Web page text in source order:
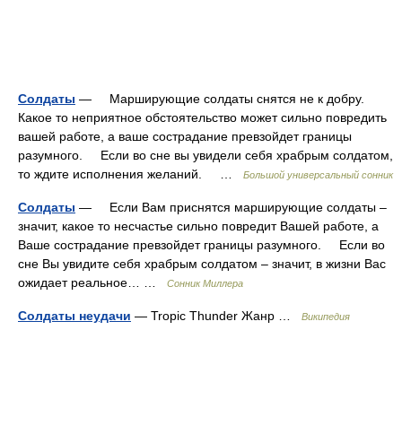
Солдаты — Марширующие солдаты снятся не к добру.
Какое то неприятное обстоятельство может сильно повредить
вашей работе, а ваше сострадание превзойдет границы
разумного. Если во сне вы увидели себя храбрым солдатом,
то ждите исполнения желаний. …
Большой универсальный сонник
Солдаты — Если Вам приснятся марширующие солдаты –
значит, какое то несчастье сильно повредит Вашей работе, а
Ваше сострадание превзойдет границы разумного. Если во
сне Вы увидите себя храбрым солдатом – значит, в жизни Вас
ожидает реальное… …
Сонник Миллера
Солдаты неудачи — Tropic Thunder Жанр … Википедия